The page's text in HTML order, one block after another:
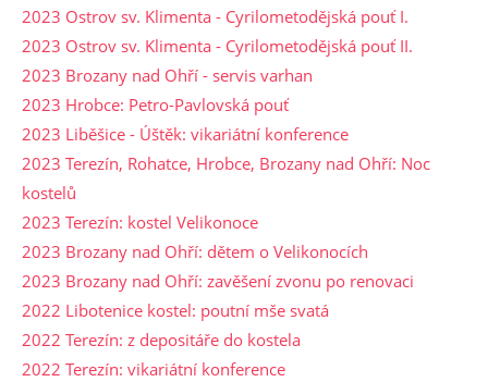
2023 Ostrov sv. Klimenta - Cyrilometodějská pouť I.
2023 Ostrov sv. Klimenta - Cyrilometodějská pouť II.
2023 Brozany nad Ohří - servis varhan
2023 Hrobce: Petro-Pavlovská pouť
2023 Liběšice - Úštěk: vikariátní konference
2023 Terezín, Rohatce, Hrobce, Brozany nad Ohří: Noc
kostelů
2023 Terezín: kostel Velikonoce
2023 Brozany nad Ohří: dětem o Velikonocích
2023 Brozany nad Ohří: zavěšení zvonu po renovaci
2022 Libotenice kostel: poutní mše svatá
2022 Terezín: z depositáře do kostela
2022 Terezín: vikariátní konference